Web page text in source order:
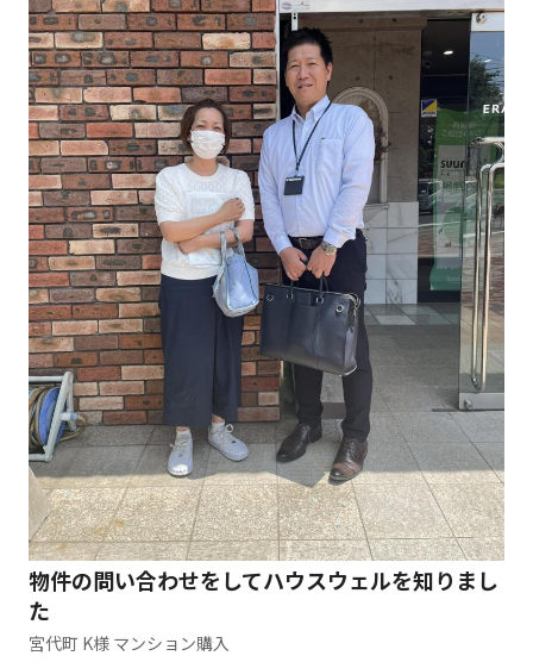
物件の問い合わせをしてハウスウェルを知りまし
た
宮代町 K様 マンション購入